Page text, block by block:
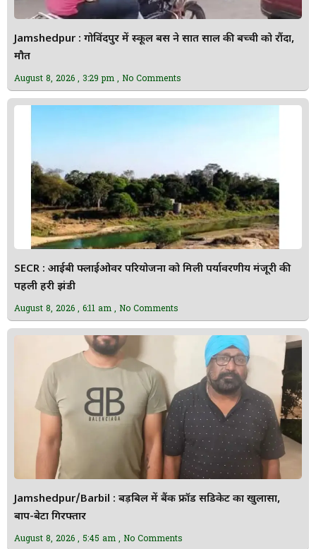
Jamshedpur : गोविंदपुर में स्कूल बस ने सात साल की बच्ची को रौंदा,
मौत
August 8, 2026 3:29 pm No Comments
SECR : आईबी फ्लाईओवर परियोजना को मिली पर्यावरणीय मंजूरी की
पहली हरी झंडी
August 8, 2026 6:11 am No Comments
Jamshedpur/Barbil : बड़बिल में बैंक फ्रॉड सिंडिकेट का खुलासा,
बाप-बेटा गिरफ्तार
August 8, 2026 5:45 am No Comments